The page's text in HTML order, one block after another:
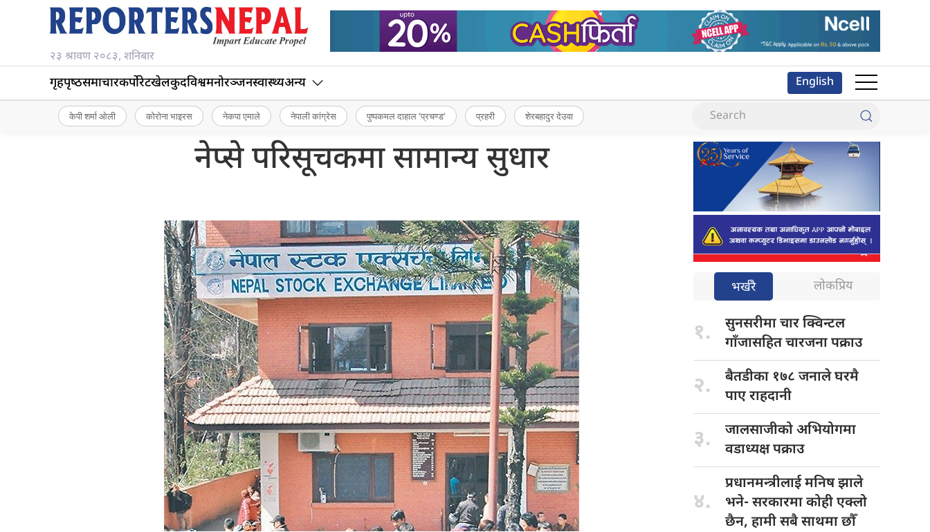
२३ श्रावण २०८३, शनिबार
गृहपृष्‍ठसमाचारकर्पोरेटखेलकुदविश्वमनोरञ्जनस्वास्थ्यअन्य English
केपी शर्मा ओली कोरोना भाइरस नेकपा एमाले नेपाली कांग्रेस पुष्पकमल दाहाल ‘प्रचण्ड’ प्रहरी शेरबहादुर देउवा
नेप्से परिसूचकमा सामान्य सुधार
भर्खरै लोकप्रिय
१. सुनसरीमा चारक्विन्टल
गाँजासहित चारजना पक्राउ
२. बैतडीका १७८ जनाले घरमै
पाए राहदानी
३.
जालसाजीको अभियोगमा
वडाध्यक्ष पक्राउ
४.
प्रधानमन्त्रीलाई मनिषझाले
भने- सरकारमा कोही एक्लो
छैन, हामी सबै साथमा छौँ